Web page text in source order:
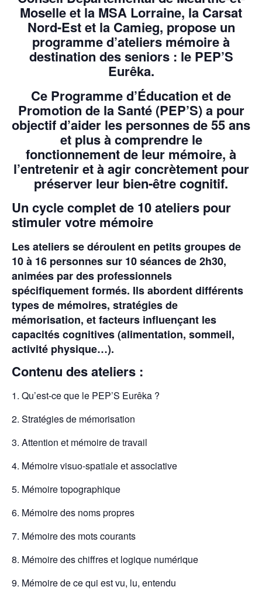
Moselleet la MSA Lorraine, la Carsat
Nord-Est et la Camieg, propose un
programme d’ateliers mémoire à
destination des seniors : le PEP’S
Eurêka.
Ce Programme d’Éducation et de
Promotion de la Santé (PEP’S)a pour
objectif d’aider les personnes de55 ans
et plusà comprendre le
fonctionnement de leur mémoire, à
l’entretenir et à agir concrètement pour
préserver leur bien-être cognitif.
Un cycle complet de 10 ateliers pour
stimuler votre mémoire
Les ateliers se déroulent en petits groupes de
10 à 16 personnessur 10 séances de 2h30,
animées par des professionnels
spécifiquement formés. Ils abordent différents
types de mémoires, stratégies de
mémorisation, et facteurs influençant les
capacités cognitives (alimentation, sommeil,
activité physique…).
Contenu des ateliers :
Qu’est-ce que le PEP’S Eurêka ?
Stratégies de mémorisation
Attention et mémoire de travail
Mémoire visuo-spatiale et associative
Mémoire topographique
Mémoire des noms propres
Mémoire des mots courants
Mémoire des chiffres et logique numérique
Mémoire de ce qui est vu, lu, entendu